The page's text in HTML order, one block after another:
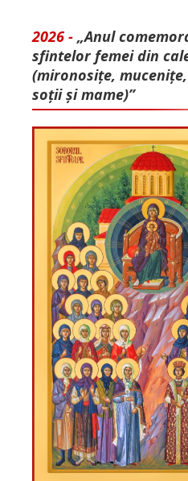
2026 - „Anul
sfintelor femei din
(mironosițe,
soții și mame)”